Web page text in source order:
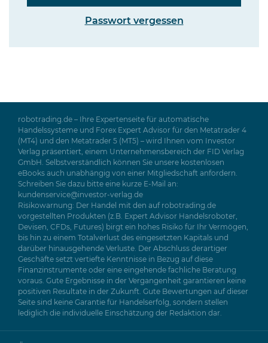
Passwort vergessen
robotrading.de – Ihre Expertenseite für automatische
Handelssysteme und Forex Expert Advisor für den Metatrader 4
(MT4) und den Metatrader 5 (MT5) – wird Ihnen vom Investor
Verlag präsentiert, einem Unternehmensbereich der FID Verlag
GmbH. Selbstverständlich können Sie unsere kostenlosen
eBooks auch unabhängig von einer Mitgliedschaft anfordern.
Schreiben Sie dazu bitte eine kurze E-Mail an:
kundenservice@investor-verlag.de
Risikowarnung: Der Handel mit den auf robotrading.de
vorgestellten Produkten (z.B. Expert Advisor Handelsroboter,
Devisen, CFDs, Futures) birgt ein hohes Risiko für Ihr Vermögen,
bis hin zu einem Totalverlust des eingesetzten Kapitals und
darüber hinausgehende Verluste. Der Abschluss derartiger
Geschäfte setzt vertiefte Kenntnisse in Bezug auf diese
Finanzinstrumente oder eine eingehende fachliche Beratung
voraus. Gute Ergebnisse in der Vergangenheit garantieren keine
positiven Resultate in der Zukunft. Gute Bewertungen auf dieser
Seite sind keine Garantie für Handelserfolg, sondern stellen
lediglich die individuelle Einschätzung der Redaktion dar.